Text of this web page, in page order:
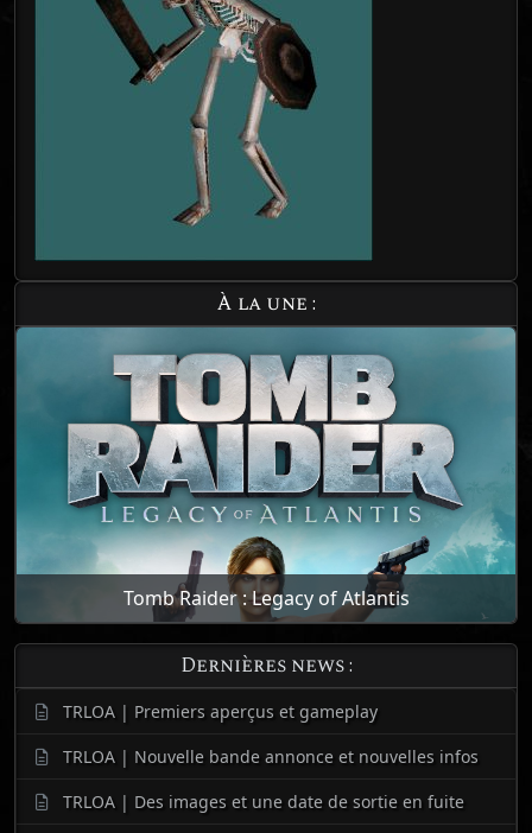
À la une :
Tomb Raider : Legacy of Atlantis
Dernières news :
TRLOA | Premiers aperçus et gameplay
TRLOA | Nouvelle bande annonce et nouvelles infos
TRLOA | Des images et une date de sortie en fuite